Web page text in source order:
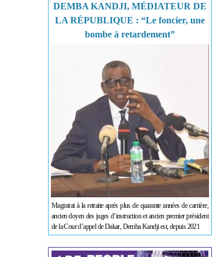
DEMBA KANDJI, MÉDIATEUR DE
LA RÉPUBLIQUE : “Le foncier, une
bombe à retardement”
Magistrat à la retraite après plus de quarante années de carrière,
ancien doyen des juges d’instruction et ancien premier président
de la Cour d’appel de Dakar, Demba Kandji est, depuis 2021